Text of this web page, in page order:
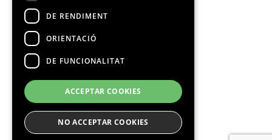
DE RENDIMENT
ORIENTACIÓ
DE FUNCIONALITAT
ACCEPTAR COOKIES
NO ACCEPTAR COOKIES